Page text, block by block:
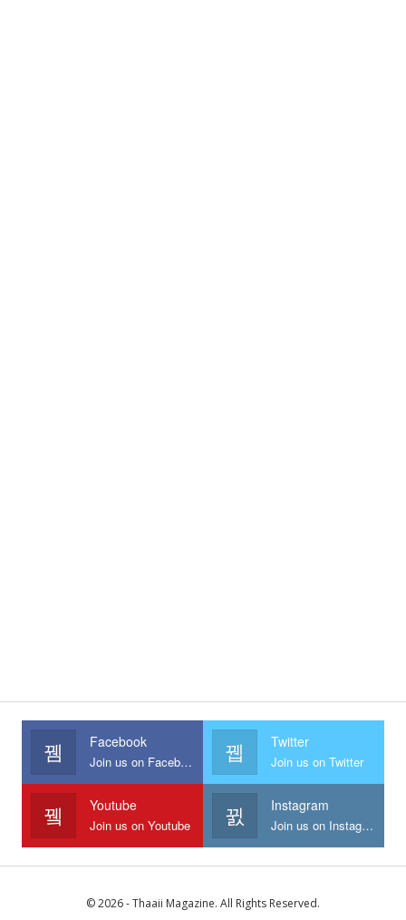
Facebook
Join us on Facebook
Twitter
Join us on Twitter
Youtube
Join us on Youtube
Instagram
Join us on Instagram
© 2026 - Thaaii Magazine. All Rights Reserved.